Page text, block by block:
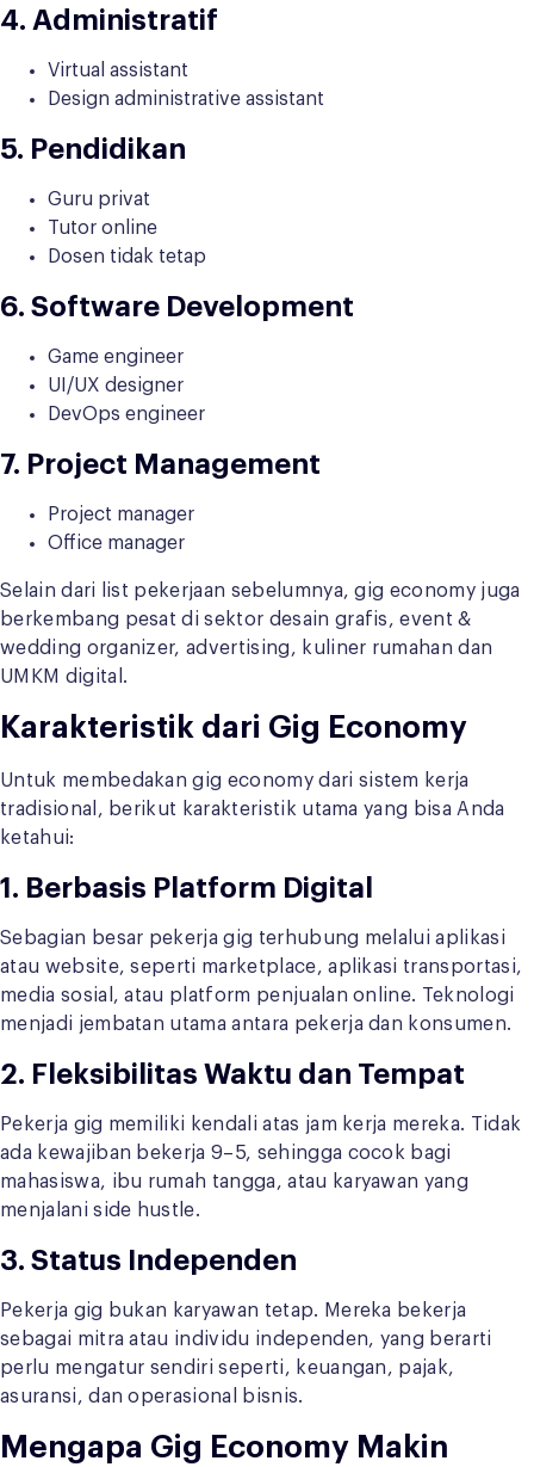
4. Administratif
Virtual assistant
Design administrative assistant
5. Pendidikan
Guru privat
Tutor online
Dosen tidak tetap
6. Software Development
Game engineer
UI/UX designer
DevOps engineer
7. Project Management
Project manager
Office manager
Selain dari list pekerjaan sebelumnya, gig economy juga
berkembang pesat di sektor desain grafis, event &
wedding organizer, advertising, kuliner rumahan dan
UMKM digital.
Karakteristik dari Gig Economy
Untuk membedakan gig economy dari sistem kerja
tradisional, berikut karakteristik utama yang bisa Anda
ketahui:
1. Berbasis Platform Digital
Sebagian besar pekerja gig terhubung melalui aplikasi
atau website, seperti marketplace, aplikasi transportasi,
media sosial, atau platform penjualan online. Teknologi
menjadi jembatan utama antara pekerja dan konsumen.
2. Fleksibilitas Waktu dan Tempat
Pekerja gig memiliki kendali atas jam kerja mereka. Tidak
ada kewajiban bekerja 9–5, sehingga cocok bagi
mahasiswa, ibu rumah tangga, atau karyawan yang
menjalani side hustle.
3. Status Independen
Pekerja gig bukan karyawan tetap. Mereka bekerja
sebagai mitra atau individu independen, yang berarti
perlu mengatur sendiri seperti, keuangan, pajak,
asuransi, dan operasional bisnis.
Mengapa Gig Economy Makin